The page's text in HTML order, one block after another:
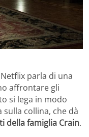
parla di una
affrontare gli
si lega in modo
sulla collina, che dà
della famiglia Crain.